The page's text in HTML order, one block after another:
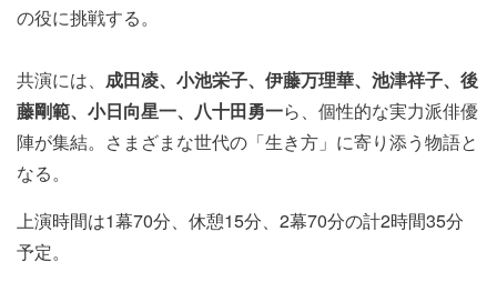
の役に挑戦する。
共演には、 成田凌、小池栄子、 伊藤万理華、池津祥子、後
藤剛範、小日向星一、八十田勇一ら、 個性的な実力派俳優
陣が集結。さまざまな世代の「生き方」 に寄り添う物語と
なる。
上演時間は1幕70分、休憩15分、2幕70分の計2時間35分
予定。